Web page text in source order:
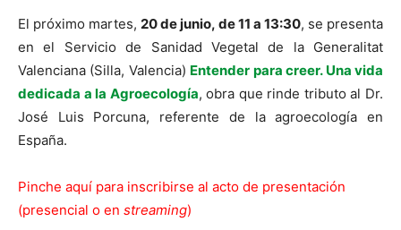
El próximo martes, 20 de junio, de 11 a 13:30, se presenta
en el Servicio de Sanidad Vegetal de la Generalitat
Valenciana (Silla, Valencia) Entender para creer. Una vida
dedicada a la Agroecología, obra que rinde tributo al Dr.
José Luis Porcuna, referente de la agroecología en
España.
Pinche aquí para inscribirse al acto de presentación
(presencial o en streaming)